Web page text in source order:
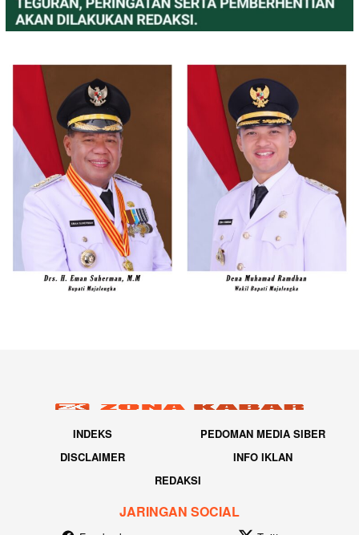
INDEKS
PEDOMAN MEDIA SIBER
DISCLAIMER
INFO IKLAN
REDAKSI
JARINGAN SOCIAL